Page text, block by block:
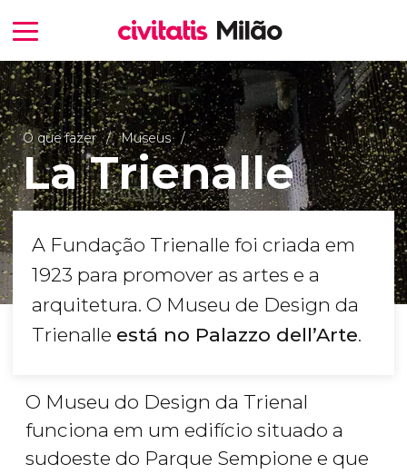
O que fazer Museus
La Trienalle
A Fundação Trienalle foi criada em
1923 para promover as artes e a
arquitetura. O Museu de Design da
Trienalle está no Palazzo dell’Arte.
O Museu do Design da Trienal
funciona em um edifício situado a
sudoeste do Parque Sempione e que